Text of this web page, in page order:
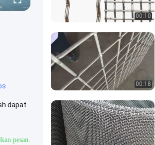
dapat
pesan.
00:10
00:18